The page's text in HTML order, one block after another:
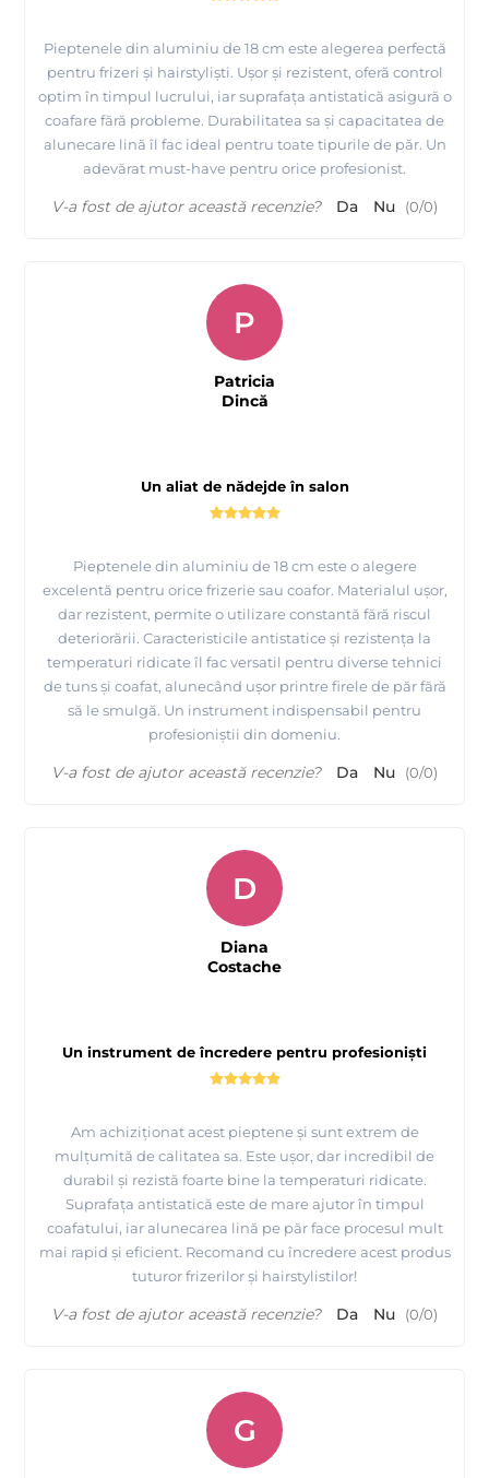
Pieptenele din aluminiu de 18 cm este alegerea perfectă
pentru frizeri și hairstyliști. Ușor și rezistent, oferă control
optim în timpul lucrului, iar suprafața antistatică asigură o
coafare fără probleme. Durabilitatea sa și capacitatea de
alunecare lină îl fac ideal pentru toate tipurile de păr. Un
adevărat must-have pentru orice profesionist.
V-a fost de ajutor această recenzie? Da Nu (0/0)
Un aliat de nădejde în salon
Pieptenele din aluminiu de 18 cm este o alegere
excelentă pentru orice frizerie sau coafor. Materialul ușor,
dar rezistent, permite o utilizare constantă fără riscul
deteriorării. Caracteristicile antistatice și rezistența la
temperaturi ridicate îl fac versatil pentru diverse tehnici
de tuns și coafat, alunecând ușor printre firele de păr fără
să le smulgă. Un instrument indispensabil pentru
profesioniștii din domeniu.
P
Patricia
Dincă
V-a fost de ajutor această recenzie? Da Nu (0/0)
Un instrument de încredere pentru profesioniști
Am achiziționat acest pieptene și sunt extrem de
mulțumită de calitatea sa. Este ușor, dar incredibil de
durabil și rezistă foarte bine la temperaturi ridicate.
Suprafața antistatică este de mare ajutor în timpul
coafatului, iar alunecarea lină pe păr face procesul mult
mai rapid și eficient. Recomand cu încredere acest produs
tuturor frizerilor și hairstylistilor!
D
Diana
Costache
V-a fost de ajutor această recenzie? Da Nu (0/0)
G